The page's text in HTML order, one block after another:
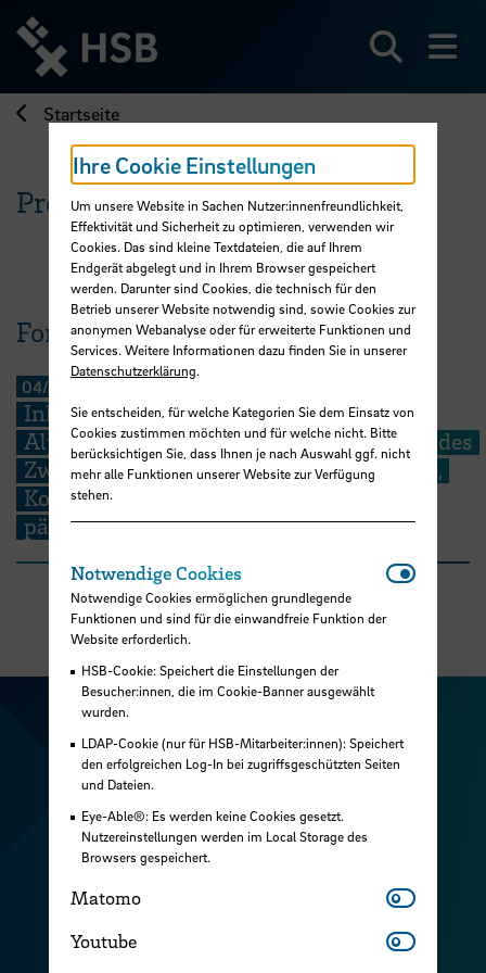
zum
Seiteninhalt
springen
Startseite
Prof. Dr. Marianne Hirschberg
Forschungsprojekt
04/2018
Inklusive Bildung in der
Alphabetisierungspraxis und im System des
Zweiten Bildungswegs – Qualifikationen,
Kompetenzen und Bedarfe des
pädagogischen Personals
Zu unserer Instagram Seite
Zu unserer Facebook
Zu unserer
Zu
Zu unserer
Ihre Cookie Einstellungen
Um unsere Website in Sachen Nutzer:innenfreundlichkeit,
Effektivität und Sicherheit zu optimieren, verwenden wir
Cookies. Das sind kleine Textdateien, die auf Ihrem
Endgerät abgelegt und in Ihrem Browser gespeichert
werden. Darunter sind Cookies, die technisch für den
Betrieb unserer Website notwendig sind, sowie Cookies zur
anonymen Webanalyse oder für erweiterte Funktionen und
Services. Weitere Informationen dazu finden Sie in unserer
Datenschutzerklärung.
Sie entscheiden, für welche Kategorien Sie dem Einsatz von
Cookies zustimmen möchten und für welche nicht. Bitte
berücksichtigen Sie, dass Ihnen je nach Auswahl ggf. nicht
mehr alle Funktionen unserer Website zur Verfügung
stehen.
Notwendige Cookies
Notwendige Cookies ermöglichen grundlegende
Funktionen und sind für die einwandfreie Funktion der
Website erforderlich.
HSB-Cookie: Speichert die Einstellungen der
Besucher:innen, die im Cookie-Banner ausgewählt
wurden.
LDAP-Cookie (nur für HSB-Mitarbeiter:innen): Speichert
den erfolgreichen Log-In bei zugriffsgeschützten Seiten
und Dateien.
Eye-Able®: Es werden keine Cookies gesetzt.
Nutzereinstellungen werden im Local Storage des
Browsers gespeichert.
Matomo Matomo
Youtube Youtube